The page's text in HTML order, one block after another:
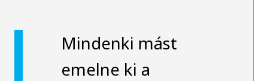
Mindenki mást
emelne ki a